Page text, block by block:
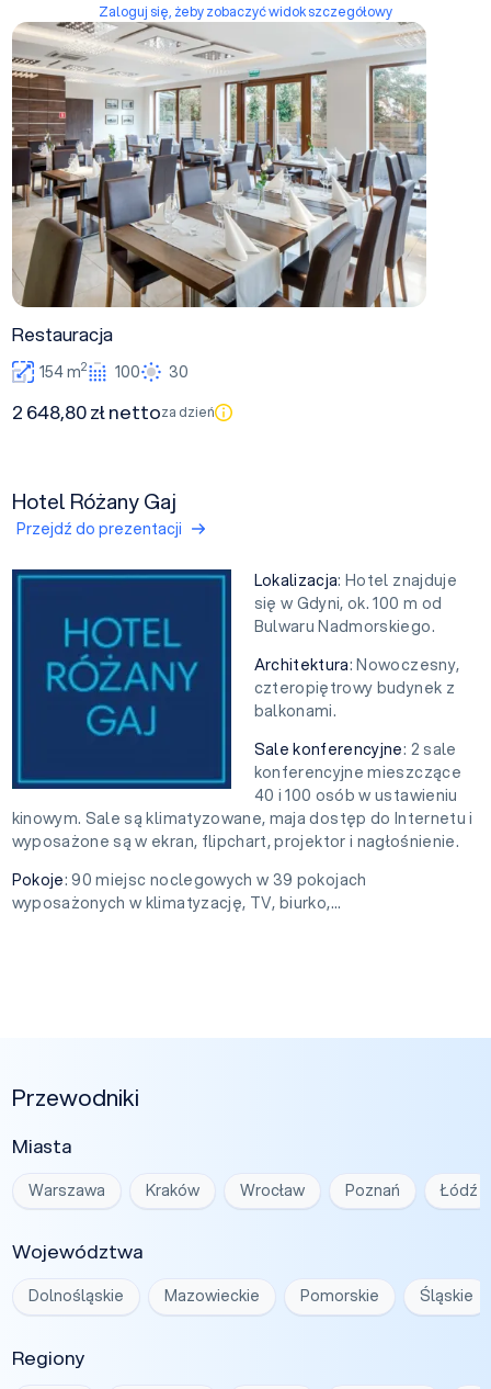
Zaloguj się, żeby zobaczyć widok szczegółowy
Restauracja
Restauracja
154 m2 100 30
2 648,80 zł nettoza dzień
Hotel Różany Gaj
Przejdź do prezentacji
Lokalizacja: Hotel znajduje
się w Gdyni, ok. 100 m od
Bulwaru Nadmorskiego.
Architektura: Nowoczesny,
czteropiętrowy budynek z
balkonami.
Sale konferencyjne: 2 sale
konferencyjne mieszczące
40 i 100 osób w ustawieniu
kinowym. Sale są klimatyzowane, maja dostęp do Internetu i
wyposażone są w ekran, flipchart, projektor i nagłośnienie.
Pokoje: 90 miejsc noclegowych w 39 pokojach
wyposażonych w klimatyzację, TV, biurko,...
Przewodniki
Miasta
Warszawa Kraków Wrocław Poznań Łódź
Województwa
Dolnośląskie Mazowieckie Pomorskie Śląskie
Regiony